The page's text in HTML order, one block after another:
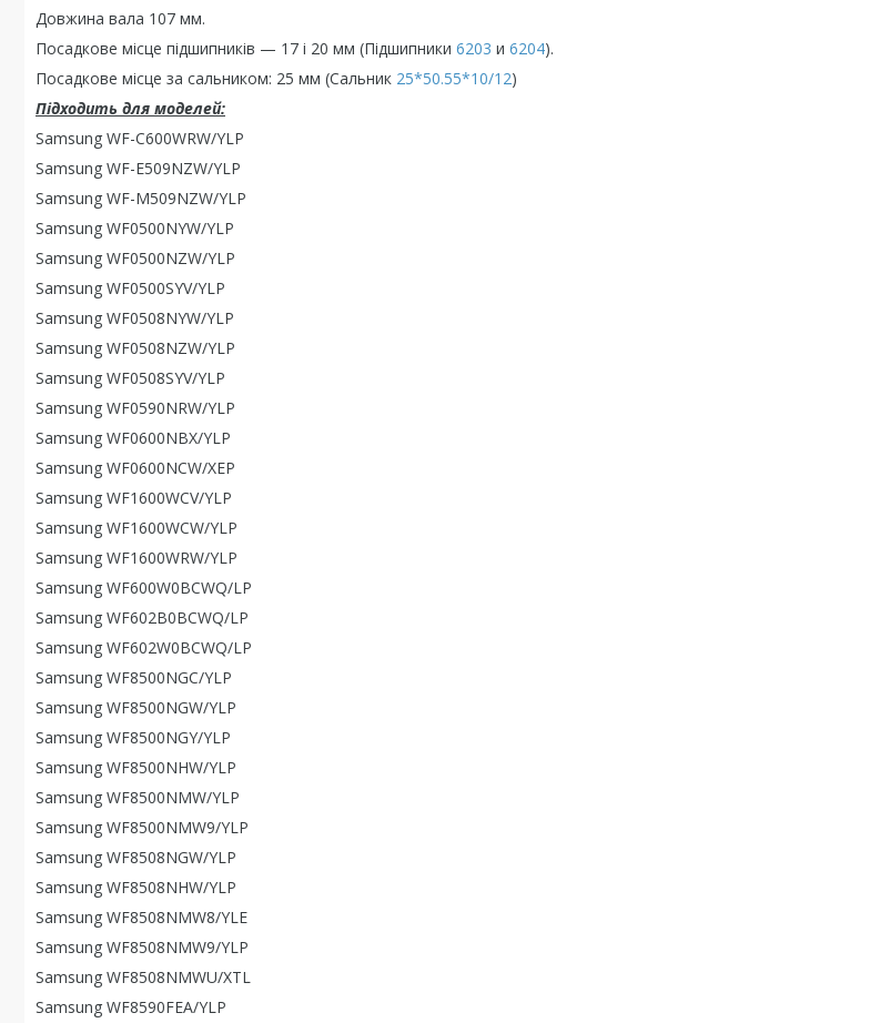
Довжина вала 107 мм.
Посадкове місце підшипників — 17 і 20 мм (Підшипники 6203 и 6204).
Посадкове місце за сальником: 25 мм (Сальник 25*50.55*10/12)
Підходить для моделей:
Samsung WF-C600WRW/YLP
Samsung WF-E509NZW/YLP
Samsung WF-M509NZW/YLP
Samsung WF0500NYW/YLP
Samsung WF0500NZW/YLP
Samsung WF0500SYV/YLP
Samsung WF0508NYW/YLP
Samsung WF0508NZW/YLP
Samsung WF0508SYV/YLP
Samsung WF0590NRW/YLP
Samsung WF0600NBX/YLP
Samsung WF0600NCW/XEP
Samsung WF1600WCV/YLP
Samsung WF1600WCW/YLP
Samsung WF1600WRW/YLP
Samsung WF600W0BCWQ/LP
Samsung WF602B0BCWQ/LP
Samsung WF602W0BCWQ/LP
Samsung WF8500NGC/YLP
Samsung WF8500NGW/YLP
Samsung WF8500NGY/YLP
Samsung WF8500NHW/YLP
Samsung WF8500NMW/YLP
Samsung WF8500NMW9/YLP
Samsung WF8508NGW/YLP
Samsung WF8508NHW/YLP
Samsung WF8508NMW8/YLE
Samsung WF8508NMW9/YLP
Samsung WF8508NMWU/XTL
Samsung WF8590FEA/YLP